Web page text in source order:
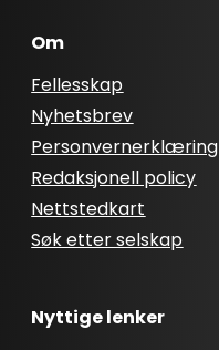
Om
Fellesskap
Nyhetsbrev
Personvernerklæring
Redaksjonell policy
Nettstedkart
Søk etter selskap
Nyttige lenker